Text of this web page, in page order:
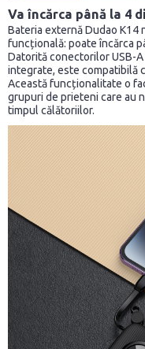
Va încărca până la 4
Bateria externă Dudao K14
funcțională: poate încărca
Datorită conectorilor USB-A
integrate, este compatibilă
Această funcționalitate o
grupuri de prieteni care au
timpul călătoriilor.